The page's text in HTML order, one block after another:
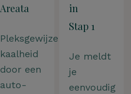
Areata
Pleksgewijze
kaalheid
door een
auto-
in
Stap 1
Je meldt
je
eenvoudig